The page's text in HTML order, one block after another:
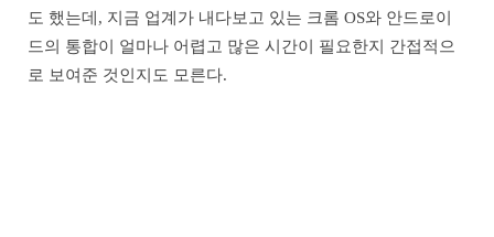
도 했는데, 지금 업계가 내다보고 있는 크롬 OS와 안드로이
드의 통합이 얼마나 어렵고 많은 시간이 필요한지 간접적으
로 보여준 것인지도 모른다.